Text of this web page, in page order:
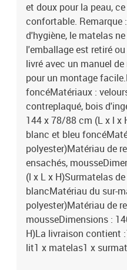
et doux pour la peau,
confortable. Remarque
d'hygiène, le matelas
l'emballage est retiré
livré avec un manuel
pour un montage
foncéMatériaux :
contreplaqué, bois
144 x 78/88 cm (L x l x
blanc et bleu
polyester)Matériau de
ensachés,
(l x L x H)Surmatelas
blancMatériau du sur-
polyester)Matériau de
mousseDimensions :
H)La livraison contient
lit1 x matelas1 x